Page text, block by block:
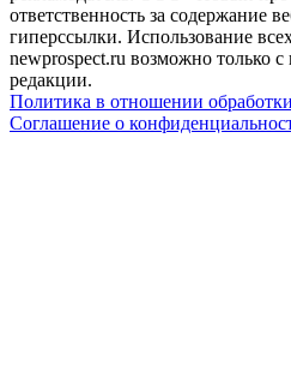
ответственность за содержание
гиперссылки. Использование
newprospect.ru возможно только
редакции.
Политика в отношении
Соглашение о